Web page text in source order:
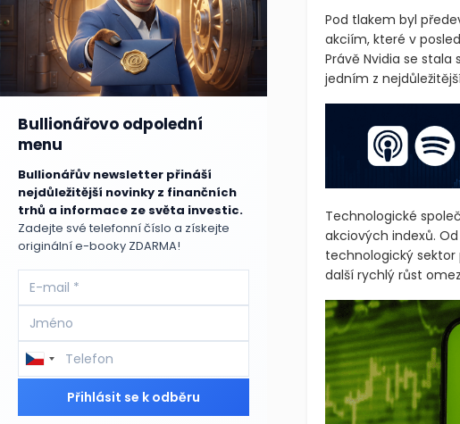
Pod tlakem byl
akciím, které v
Právě Nvidia se
jedním z
Technologické
akciových indexů.
technologický sektor
další rychlý růst
Bullionářovo odpolední
menu
Bullionářův newsletter přináší
nejdůležitější novinky z finančních
trhů a informace ze světa investic.
Zadejte své telefonní číslo a získejte
originální e-booky ZDARMA!
Přihlásit se k odběru